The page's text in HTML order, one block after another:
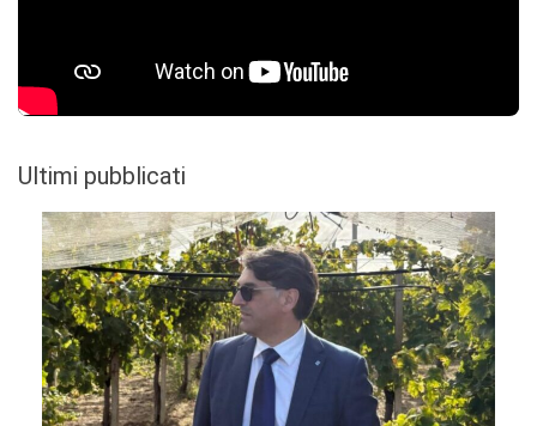
Ultimi pubblicati